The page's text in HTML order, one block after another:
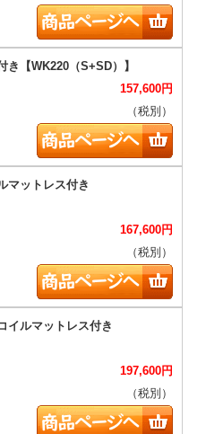
157,600円
（税別）
167,600円
（税別）
197,600円
（税別）